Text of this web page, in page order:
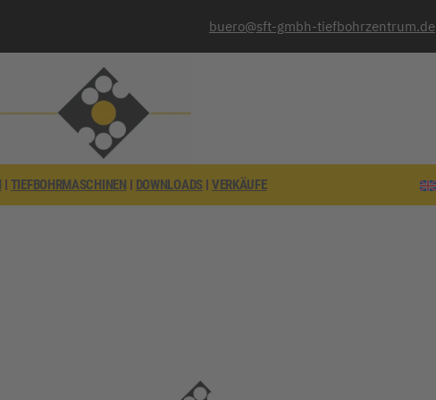
buero@sft-gmbh-tiefbohrzentrum.de
TIEFBOHRMASCHINEN DOWNLOADS VERKÄUFE